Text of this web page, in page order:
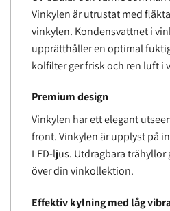
Vinkylen är utrustat med
vinkylen. Kondensvattnet i
upprätthåller en optimal
kolfilter ger frisk och ren luft i
Premium design
Vinkylen har ett elegant
front. Vinkylen är upplyst på
LED-ljus. Utdragbara trähyllor
över din vinkollektion.
Effektiv kylning med låg